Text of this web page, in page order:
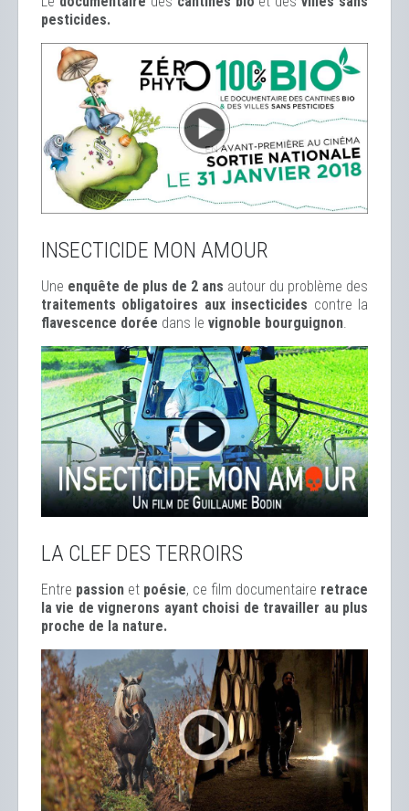
pesticides.
INSECTICIDE MON AMOUR
Une enquête de plus de 2 ans autour du problème des
traitements obligatoires aux insecticides contre la
flavescence dorée dans le vignoble bourguignon.
LA CLEF DES TERROIRS
Entre passion et poésie, ce film documentaire retrace
la vie de vignerons ayant choisi de travailler au plus
proche de la nature.